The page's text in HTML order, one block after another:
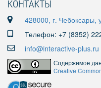
КОНТАКТЫ
428000, г. Чебоксары,
Телефон: +7 (8352)
info@interactive-plus.ru
Содержимое
Creative